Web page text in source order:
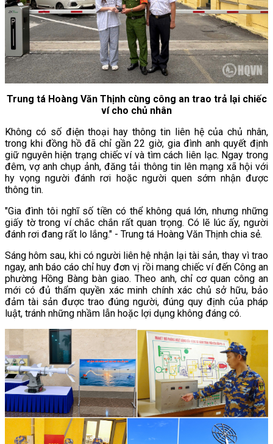
Trung tá Hoàng Văn Thịnh cùng công an trao trả lại chiếc
ví cho chủ nhân
Không có số điện thoại hay thông tin liên hệ của chủ nhân,
trong khi đồng hồ đã chỉ gần 22 giờ, gia đình anh quyết định
giữ nguyên hiện trạng chiếc ví và tìm cách liên lạc. Ngay trong
đêm, vợ anh chụp ảnh, đăng tải thông tin lên mạng xã hội với
hy vọng người đánh rơi hoặc người quen sớm nhận được
thông tin.
"Gia đình tôi nghĩ số tiền có thể không quá lớn, nhưng những
giấy tờ trong ví chắc chắn rất quan trọng. Có lẽ lúc ấy, người
đánh rơi đang rất lo lắng." - Trung tá Hoàng Văn Thịnh chia sẻ.
Sáng hôm sau, khi có người liên hệ nhận lại tài sản, thay vì trao
ngay, anh báo cáo chỉ huy đơn vị rồi mang chiếc ví đến Công an
phường Hồng Bàng bàn giao. Theo anh, chỉ cơ quan công an
mới có đủ thẩm quyền xác minh chính xác chủ sở hữu, bảo
đảm tài sản được trao đúng người, đúng quy định của pháp
luật, tránh những nhầm lẫn hoặc lợi dụng không đáng có.